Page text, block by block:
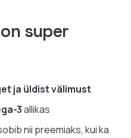
super
ja üldist välimust
3allikas
nii preemiaks, kui ka